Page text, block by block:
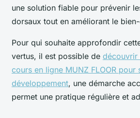
une solution fiable pour prévenir
dorsaux tout en améliorant le
Pour qui souhaite approfondir
vertus, il est possible de découvrir
cours en ligne MUNZ FLOOR pour
développement, une démarche
permet une pratique régulière et